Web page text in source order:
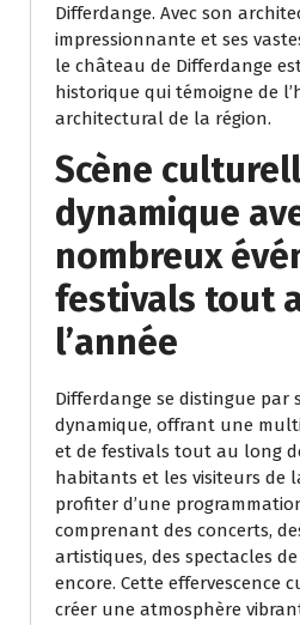
Differdange. Avec son
impressionnante et ses
le château de Differdange
historique qui témoigne de
architectural de la région.
Scène
dynamique
nombreux
festivals tout
l’année
Differdange se distingue par
dynamique, offrant une
et de festivals tout au long
habitants et les visiteurs de
profiter d’une
comprenant des concerts,
artistiques, des spectacles
encore. Cette effervescence
créer une atmosphère